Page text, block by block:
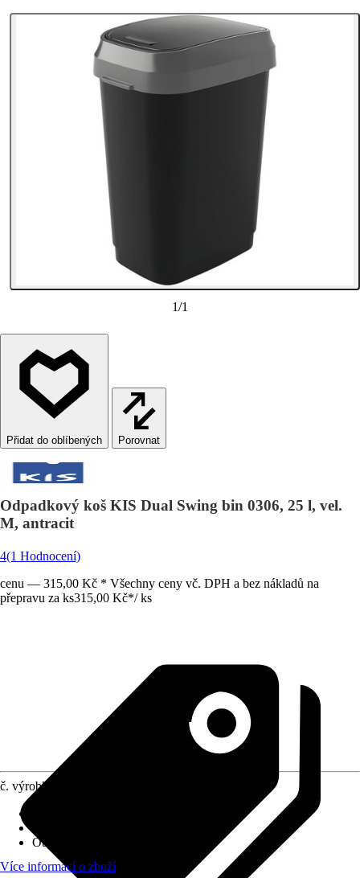
1/1
Porovnat
Odpadkový koš KIS Dual Swing bin 0306, 25 l, vel.
M, antracit
4(1 Hodnocení)
cenu — 315,00 Kč * Všechny ceny vč. DPH a bez nákladů na
přepravu za ks315,00 Kč*/ ks
č. výrobku
Objem
Více informací o zboží